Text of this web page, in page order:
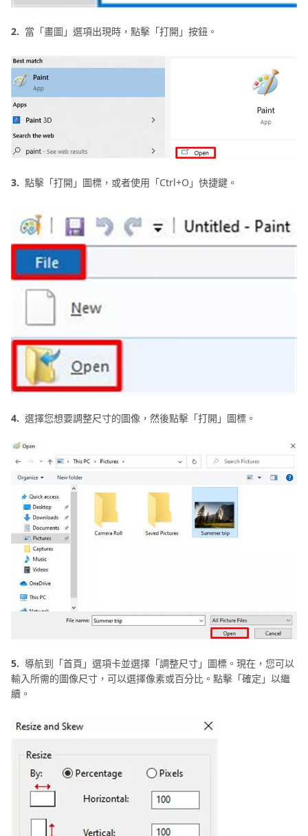
2. 當「畫圖」選項出現時，點擊「打開」按鈕。
3. 點擊「打開」圖標，或者使用「Ctrl+O」快捷鍵。
4. 選擇您想要調整尺寸的圖像，然後點擊「打開」圖標。
5. 導航到「首頁」選項卡並選擇「調整尺寸」圖標。現在，您可以
輸入所需的圖像尺寸，可以選擇像素或百分比。點擊「確定」以繼
續。